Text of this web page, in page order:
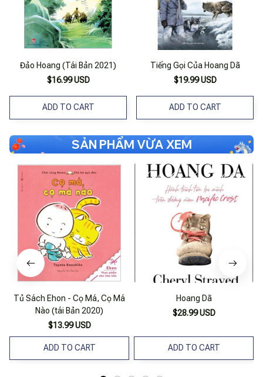
Đảo Hoang (Tái Bản 2021)
$16.99 USD
ADD TO CART
Tiếng Gọi Của Hoang Dã
$19.99 USD
ADD TO CART
SẢN PHẨM VỪA XEM
Tủ Sách Ehon - Cọ Má, Cọ Má
Nào (tái Bản 2020)
$13.99 USD
ADD TO CART
Hoang Dã
$28.99 USD
ADD TO CART